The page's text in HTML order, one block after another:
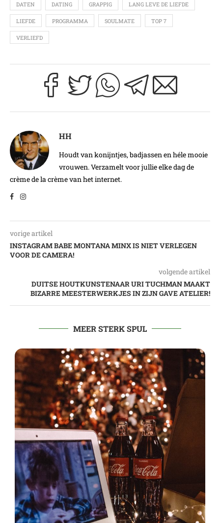
DATEN DATING GRAPPIG LANG LEVE DE LIEFDE
LIEFDE PROGRAMMA SOULMATE TOP 7
VERLIEFD
HH
Houdt van konijntjes, badjassen en héle mooie
vrouwen. Verzamelt voor jullie elke dag de
crème de la crème van het internet.
vorige artikel
INSTAGRAM BABE MONTANA MINX IS NIET VERLEGEN
VOOR DE CAMERA!
volgende artikel
DUITSE HOUTKUNSTENAAR URI TUCHMAN MAAKT
BIZARRE MEESTERWERKJES IN ZIJN GAVE ATELIER!
MEER STERK SPUL